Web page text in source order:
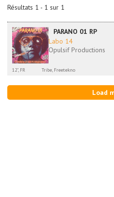
Résultats 1 - 1 sur 1
PARANO 01 RP
Labo 14
Opulsif Productions
12", FR Tribe, Freetekno
Load